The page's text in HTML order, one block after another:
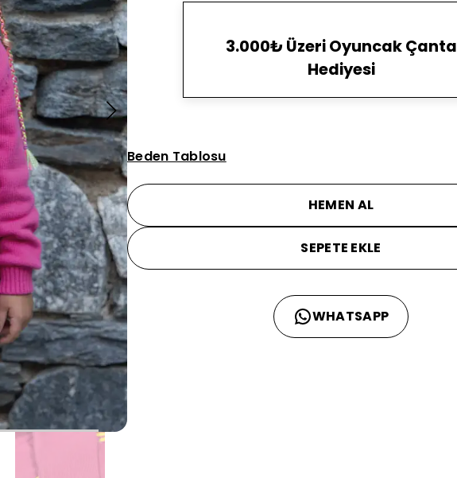
3.000₺ Üzeri Oyuncak Çanta
Hediyesi
Beden Tablosu
HEMEN AL
SEPETE EKLE
WHATSAPP